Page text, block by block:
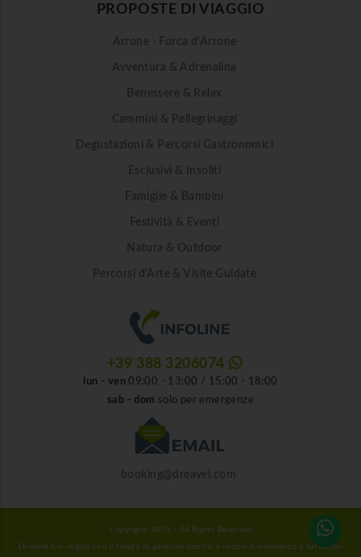
PROPOSTE DI VIAGGIO
Arrone - Forca d'Arrone
Avventura & Adrenalina
Benessere & Relax
Cammini & Pellegrinaggi
Degustazioni & Percorsi Gastronomici
Esclusivi & Insoliti
Famiglie & Bambini
Festività & Eventi
Natura & Outdoor
Percorsi d'Arte & Visite Guidate
+39 388 3206074
lun - ven09:00 - 13:00 / 15:00 - 18:00
sab - dom solo per emergenze
booking@dreavel.com
Copyright 2026 - All Rights Reserved
Dreavel è in regola con il fondo di garanzia contro il rischio d'insolvenza a tutela dei